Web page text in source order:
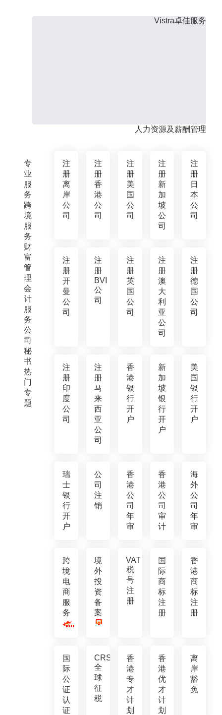
专
业
服
务
跨
境
服
务
财
富
管
理
会
计
服
务
公
司
秘
书
热
门
专
题
Vistra卓佳服务
人力资源及薪酬管理
注
册
离
岸
公
司
注
册
香
港
公
司
注
册
美
国
公
司
注
册
新
加
坡
公
司
注
册
日
本
公
司
注
册
开
曼
公
司
注
册
BVI
公
司
注
册
英
国
公
司
注
册
澳
大
利
亚
公
司
注
册
德
国
公
司
注
册
印
度
公
司
注
册
马
来
西
亚
公
司
香
港
银
行
开
户
新
加
坡
银
行
开
户
美
国
银
行
开
户
瑞
士
银
行
开
户
公
司
注
销
香
港
公
司
年
审
香
港
公
司
审
计
海
外
公
司
年
审
跨
境
电
商
服
务
境
外
投
资
备
案
VAT
税
号
注
册
国
际
商
标
注
册
香
港
商
标
注
册
国
际
公
证
认
证
CRS
全
球
征
税
香
港
专
才
计
划
香
港
优
才
计
划
离
岸
豁
免